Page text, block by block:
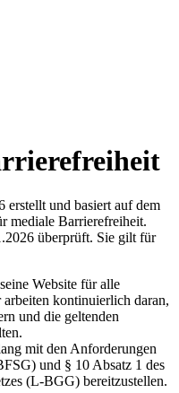
erstellt und basiert auf dem
mediale Barrierefreiheit.
überprüft. Sie gilt für
Website für alle
kontinuierlich daran,
und die geltenden
mit den Anforderungen
und § 10 Absatz 1 des
(L-BGG) bereitzustellen.